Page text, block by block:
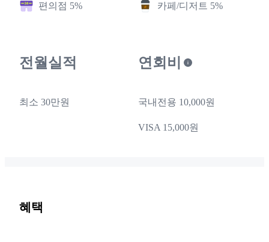
편의점 5% 카페/디저트 5%
전월실적
최소 30만원
연회비
국내전용 10,000원
VISA 15,000원
혜택